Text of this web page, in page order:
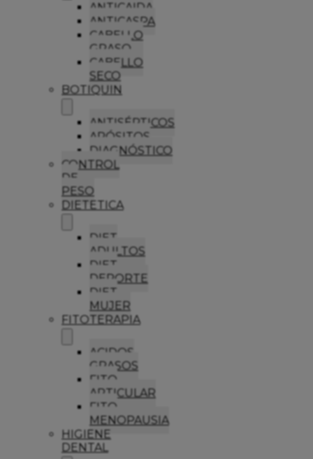
ANTICAIDA
ANTICASPA
CABELLO
GRASO
CABELLO
SECO
BOTIQUIN
ANTISÉPTICOS
APÓSITOS
DIAGNÓSTICO
CONTROL
DE
PESO
DIETETICA
DIET
ADULTOS
DIET
DEPORTE
DIET
MUJER
FITOTERAPIA
ACIDOS
GRASOS
FITO
ARTICULAR
FITO
MENOPAUSIA
HIGIENE
DENTAL